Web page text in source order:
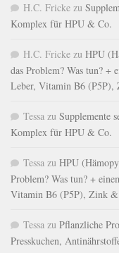
H.C. Fricke zu
Komplex für HPU & Co.
H.C. Fricke zu HPU
das Problem? Was tun? +
Leber, Vitamin B6
Tessa zu Supplemente
Komplex für HPU & Co.
Tessa zu HPU
Problem? Was tun? +
Vitamin B6 (P5P), Zink
Tessa zu Pflanzliche
Presskuchen,